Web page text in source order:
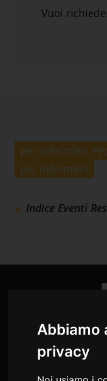
Abbiamo
privacy
Vuoi
per Infermieri
per Infermieri
Indice Eventi